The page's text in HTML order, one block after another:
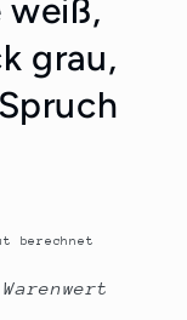
weiß,
grau,
berechnet